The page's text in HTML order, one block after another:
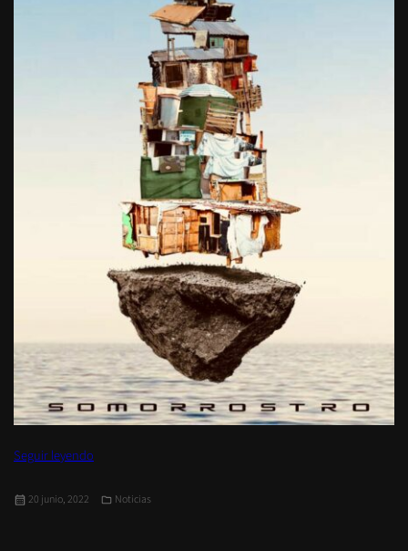
Seguir leyendo
Publicado
20 junio, 2022 Categorías
Noticias